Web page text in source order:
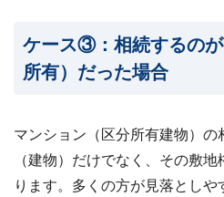
ケース③：相続するの
所有）だった場合
マンション（区分所有建物）の
（建物）だけでなく、その敷
ります。多くの方が見落とし